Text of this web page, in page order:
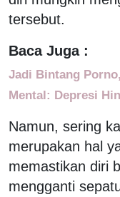
tersebut.
Baca Juga :
Jadi Bintang
Mental: Depresi
Namun, sering
merupakan hal
memastikan diri
mengganti